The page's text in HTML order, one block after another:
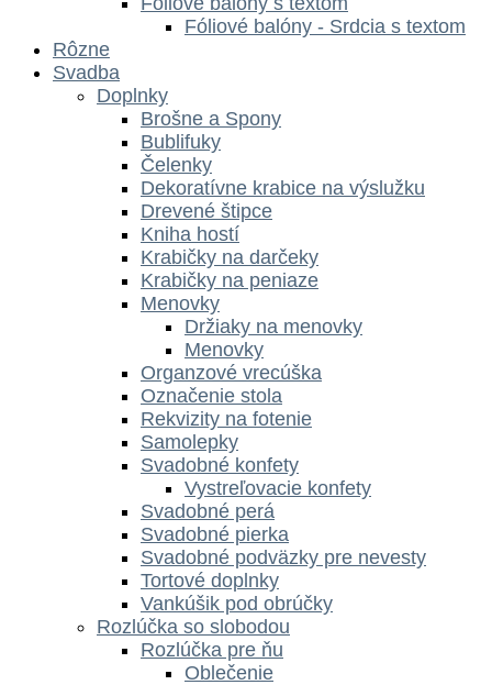
Fóliové balóny - Srdcia s textom
Rôzne
Svadba
Doplnky
Brošne a Spony
Bublifuky
Čelenky
Dekoratívne krabice na výslužku
Drevené štipce
Kniha hostí
Krabičky na darčeky
Krabičky na peniaze
Menovky
Držiaky na menovky
Menovky
Organzové vrecúška
Označenie stola
Rekvizity na fotenie
Samolepky
Svadobné konfety
Vystreľovacie konfety
Svadobné perá
Svadobné pierka
Svadobné podväzky pre nevesty
Tortové doplnky
Vankúšik pod obrúčky
Rozlúčka so slobodou
Rozlúčka pre ňu
Oblečenie